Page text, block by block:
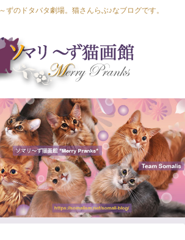
ずのドタバタ劇場。猫さんらぶ♪なブログです。
Lapis Luna
Lucia Lino
Lycka Leal
Laula